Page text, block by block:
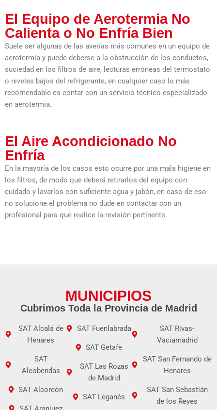
El Equipo de Aerotermia No
Calienta o No Enfría Bien
Suele ser algunas de las averías más comunes en un equipo de
aerotermia y puede deberse a la obstrucción de los conductos,
suciedad en los filtros de aire, lecturas erróneas del termostato
o niveles bajos del refrigerante, en cualquier caso lo más
recomendable es contar con un servicio técnico especializado
en aerotermia.
El Aire Acondicionado No
Enfría
En la mayoría de los casos esto ocurre por una mala higiene en
los filtros, de modo que deberá retirarlos del equipo con
cuidado y lavarlos con suficiente agua y jabón, en caso de eso
no solucione el problema no dude en contactar con un
profesional para que realice la revisión pertinente.
MUNICIPIOS
Cubrimos Toda la Provincia de Madrid
SAT Alcalá de
Henares
SAT
Alcobendas
SAT Alcorcón
SAT Fuenlabrada
SAT Getafe
SAT Las Rozas
de Madrid
SAT Leganés
SAT Rivas-
Vaciamadrid
SAT San Fernando de
Henares
SAT San Sebastián
de los Reyes